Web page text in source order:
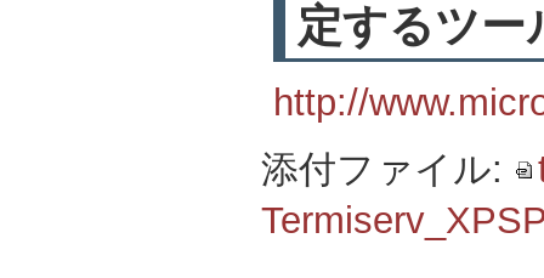
定するツ
http://
添付ファイル: